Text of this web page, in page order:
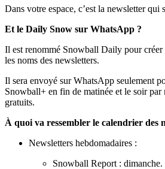
Dans votre espace, c’est la newsletter qui
Et le Daily Snow sur WhatsApp ?
Il est renommé Snowball Daily pour créer
les noms des newsletters.
Il sera envoyé sur WhatsApp seulement
Snowball+ en fin de matinée et le soir par
gratuits.
À quoi va ressembler le calendrier des
Newsletters hebdomadaires :
Snowball Report : dimanche.